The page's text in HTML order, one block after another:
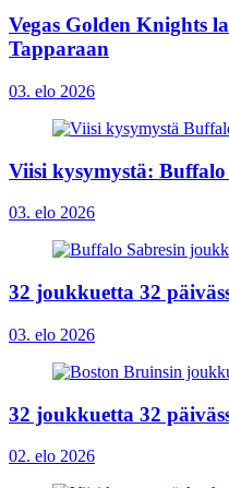
Vegas Golden Knights
Tapparaan
03. elo 2026
Viisi kysymystä: Buffalo
03. elo 2026
32 joukkuetta 32
03. elo 2026
32 joukkuetta 32
02. elo 2026